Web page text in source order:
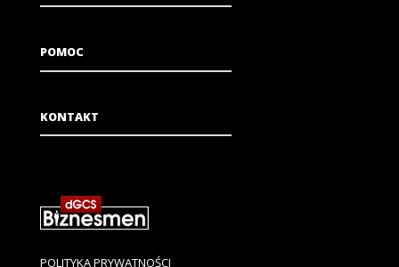
POMOC
KONTAKT
POLITYKA PRYWATNOŚCI